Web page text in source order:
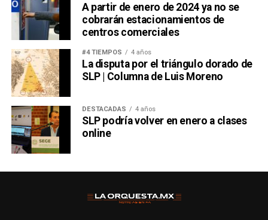
A partir de enero de 2024 ya no se
cobrarán estacionamientos de
centros comerciales
#4 TIEMPOS 4 años
La disputa por el triángulo dorado de
SLP | Columna de Luis Moreno
DESTACADAS 4 años
SLP podría volver en enero a clases
online